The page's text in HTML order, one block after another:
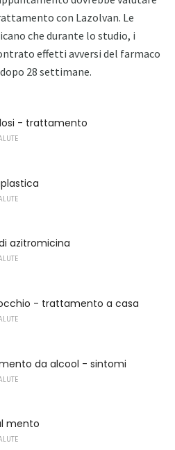
con Lazolvan. Le
che durante lo studio, i
effetti avversi del farmaco
28 settimane.
- trattamento
azitromicina
- trattamento a casa
da alcool - sintomi
mento